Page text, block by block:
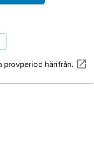
provperiod härifrån.